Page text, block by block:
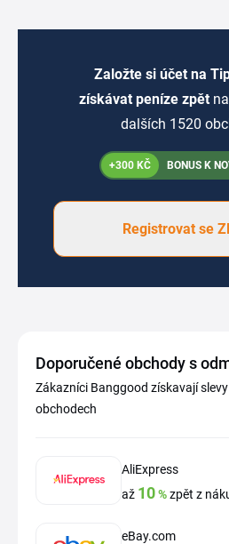
Založte si účet na
získávat peníze zpět
dalších 1520
+300 KČ BONUS K
Registrovat se
Doporučené obchody s
Zákazníci Banggood získavají
obchodech
AliExpress
až 10%zpět z
eBay.com